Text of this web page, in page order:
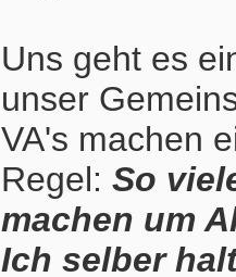
Uns geht es
unser
VA's machen
Regel: So
machen um
Ich selber